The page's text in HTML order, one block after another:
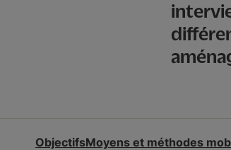
ObjectifsMoyens et méthodes